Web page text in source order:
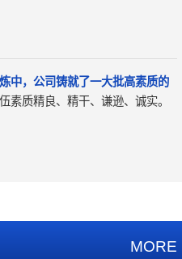
中，公司铸就了一大批高素质的
素质精良、精干、谦逊、诚实。
MORE